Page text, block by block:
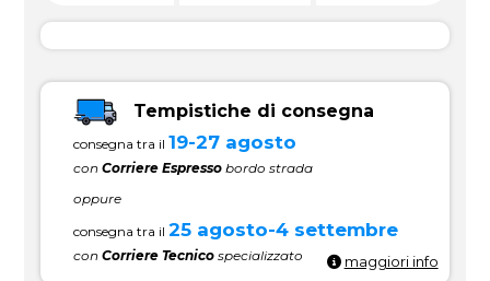
Tempistiche di consegna
consegna tra il 19-27 agosto
conCorriere Espresso bordo strada
oppure
consegna tra il25 agosto-4 settembre
conCorriere Tecnico specializzato maggiori info